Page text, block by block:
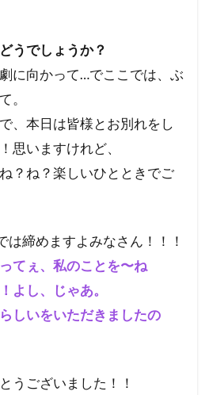
うでしょうか？
に向かって…でここでは、ぶ
。
、本日は皆様とお別れをし
思いますけれど、
？ね？楽しいひとときでご
締めますよみなさん！！！
てぇ、私のことを〜ね
よし、じゃあ。
しいをいただきましたの
うございました！！